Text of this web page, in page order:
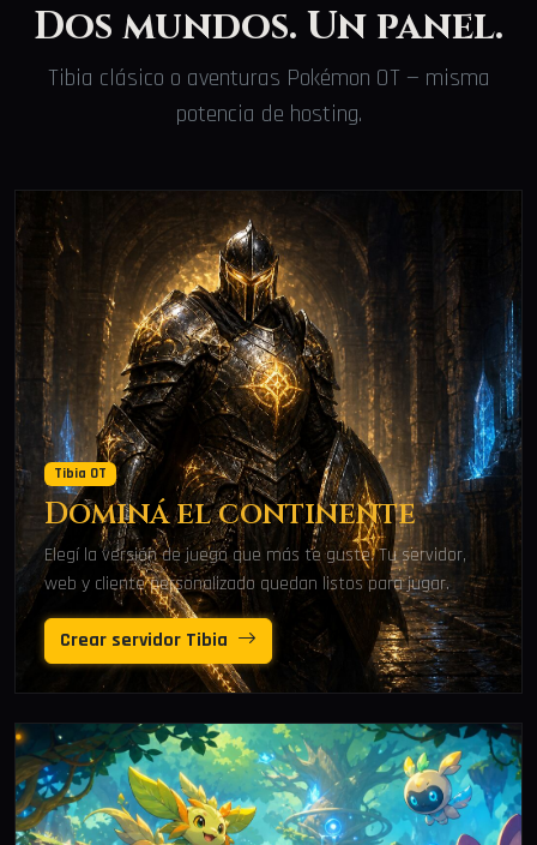
Dos mundos. Un panel.
Tibia clásico o aventuras Pokémon OT — misma
potencia de hosting.
Tibia OT
Dominá el continente
Elegí la versión de juego que más te guste. Tu servidor,
web y cliente personalizado quedan listos para jugar.
Crear servidor Tibia